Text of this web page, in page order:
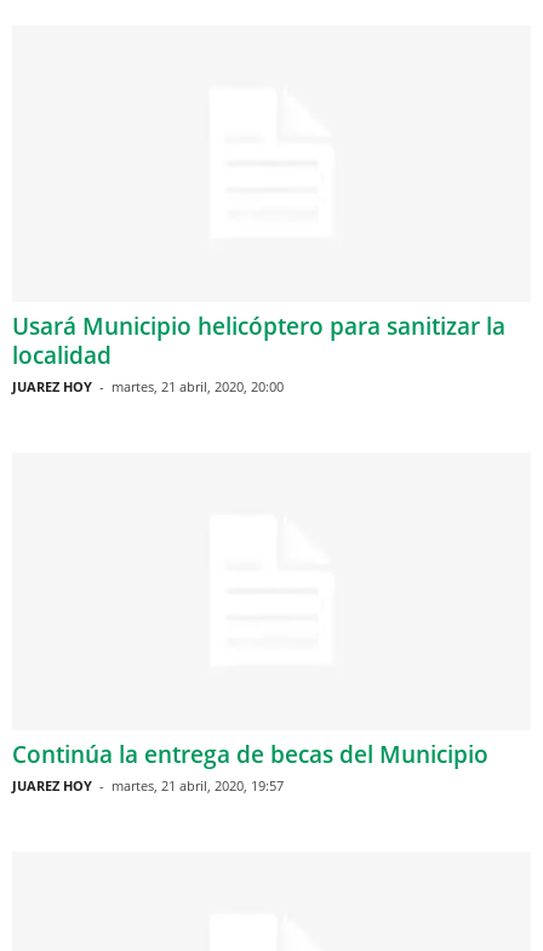
Usará Municipio helicóptero para sanitizar la
localidad
JUAREZ HOY - martes, 21 abril, 2020, 20:00
Continúa la entrega de becas del Municipio
JUAREZ HOY - martes, 21 abril, 2020, 19:57